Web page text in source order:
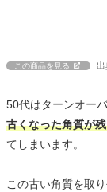
この商品を見る 出
50代はターンオー
古くなった角質が
てしまいます。
この古い角質を取